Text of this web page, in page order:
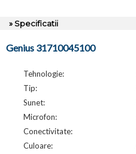
» Specificatii
Genius 31710045100
Tehnologie:
Tip:
Sunet:
Microfon:
Conectivitate:
Culoare: